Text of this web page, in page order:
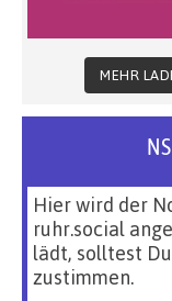
MEHR
Hier wird der
ruhr.social
lädt, solltest
zustimmen.